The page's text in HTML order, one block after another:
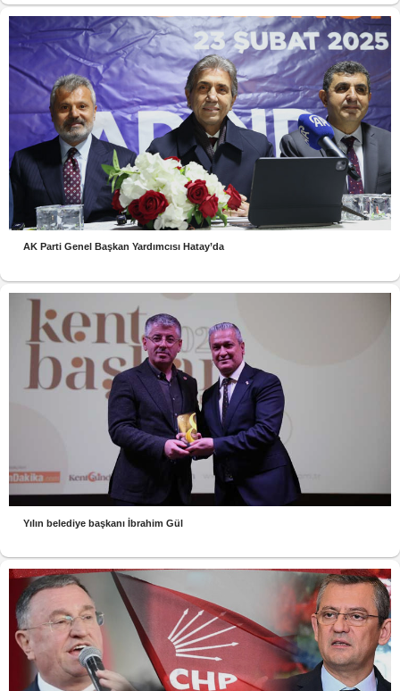
AK Parti Genel Başkan Yardımcısı Hatay’da
Yılın belediye başkanı İbrahim Gül